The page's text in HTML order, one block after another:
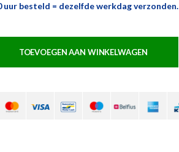
uur besteld = dezelfde werkdag verzonden.
TOEVOEGEN AAN WINKELWAGEN